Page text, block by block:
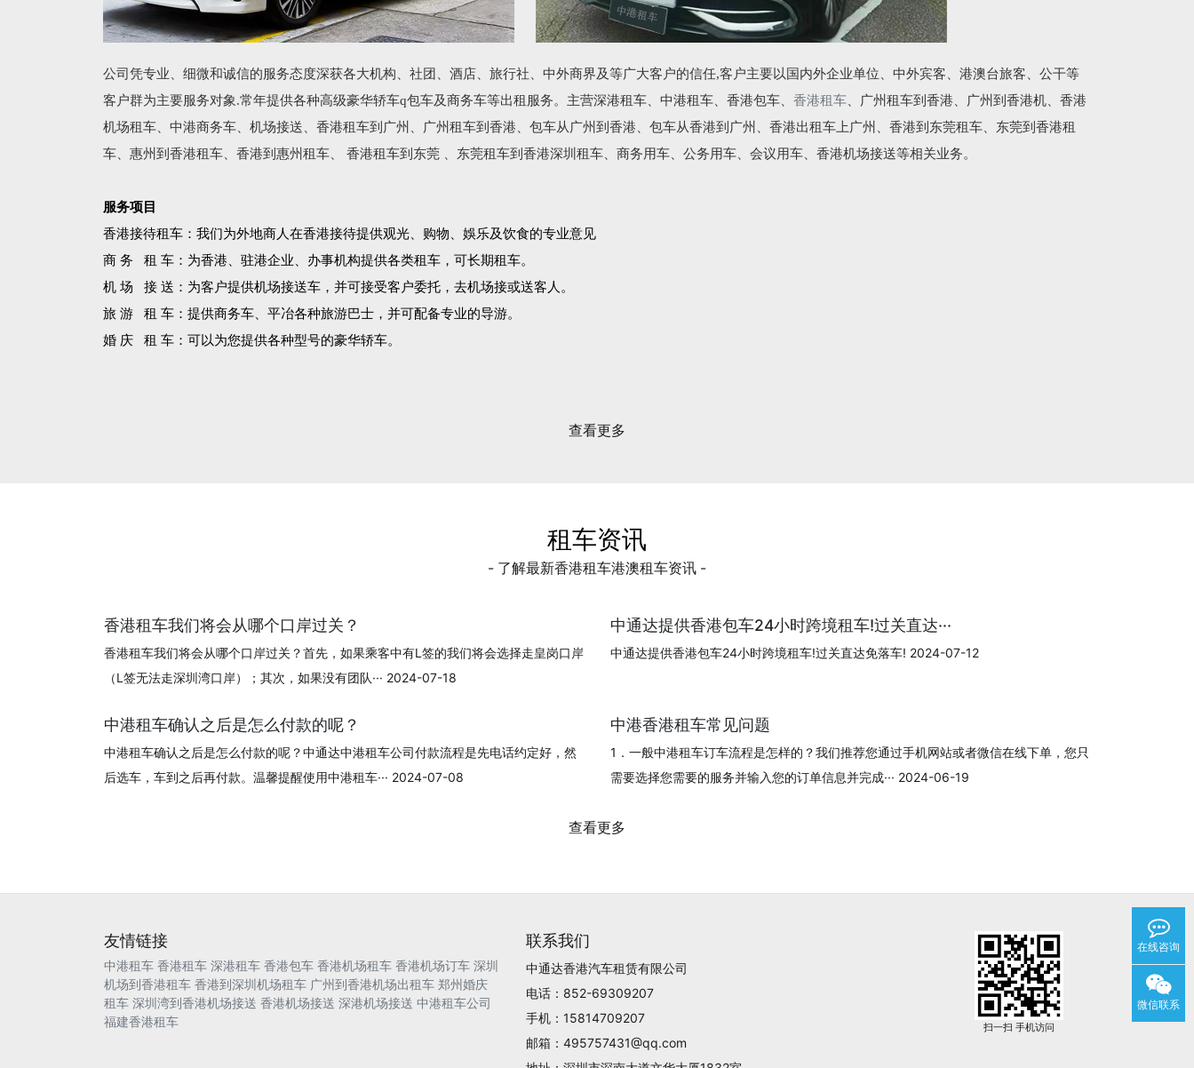
公司凭专业、细微和诚信的服务态度深获各大机构、社团、酒店、旅行社、中外商界及等广大客户的信任,客户主要以国内外企业单位、中外宾客、港澳台旅客、公干等
客户群为主要服务对象.常年提供各种高级豪华轿车q包车及商务车等出租服务。主营深港租车、中港租车、香港包车、 香港租车 、广州租车到香港、广州到香港机、香港
机场租车、中港商务车、机场接送、香港租车到广州、广州租车到香港、包车从广州到香港、包车从香港到广州、香港出租车上广州、香港到东莞租车、东莞到香港租
车、惠州到香港租车、香港到惠州租车、 香港租车到东莞 、东莞租车到香港深圳租车、商务用车、公务用车、会议用车、香港机场接送等相关业务。
服务项目
香港接待租车：我们为外地商人在香港接待提供观光、购物、娛乐及饮食的专业意见
商 务 租 车：为香港、驻港企业、办事机构提供各类租车，可长期租车。
机 场 接 送：为客户提供机场接送车，并可接受客户委托，去机场接或送客人。
旅 游 租 车：提供商务车、平冶各种旅游巴士，并可配备专业的导游。
婚 庆 租 车：可以为您提供各种型号的豪华轿车。
查看更多
租车资讯
- 了解最新香港租车港澳租车资讯 -
香港租车我们将会从哪个口岸过关？
香港租车我们将会从哪个口岸过关？首先，如果乘客中有L签的我们将会选择走皇岗口岸
（L签无法走深圳湾口岸）；其次，如果没有团队··· 2024-07-18
中通达提供香港包车24小时跨境租车!过关直达···
中通达提供香港包车24小时跨境租车!过关直达免落车! 2024-07-12
中港租车确认之后是怎么付款的呢？
中港租车确认之后是怎么付款的呢？中通达中港租车公司付款流程是先电话约定好，然
后选车，车到之后再付款。温馨提醒使用中港租车··· 2024-07-08
中港香港租车常见问题
1．一般中港租车订车流程是怎样的？我们推荐您通过手机网站或者微信在线下单，您只
需要选择您需要的服务并输入您的订单信息并完成··· 2024-06-19
查看更多
友情链接
中港租车 香港租车 深港租车 香港包车 香港机场租车 香港机场订车 深圳
机场到香港租车 香港到深圳机场租车 广州到香港机场出租车 郑州婚庆
租车 深圳湾到香港机场接送 香港机场接送 深港机场接送 中港租车公司
福建香港租车
联系我们
中通达香港汽车租赁有限公司
电话：852-69309207
手机：15814709207
邮箱：495757431@qq.com
扫一扫 手机访问
在线咨询
微信联系